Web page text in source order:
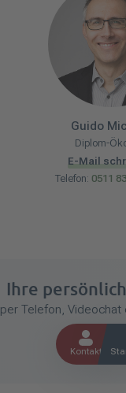
Guido
Diplom-
E-Mail
Telefon: 0511
Ihre
per Telefon,
Kontakt